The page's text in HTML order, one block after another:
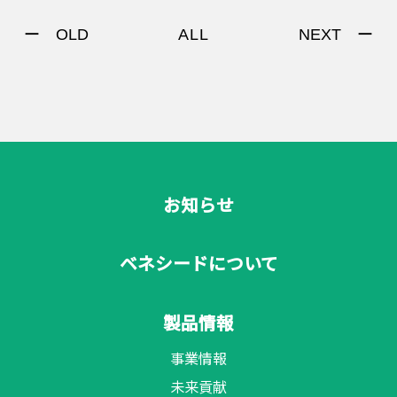
ー OLD ALL NEXT ー
お知らせ
ベネシードについて
製品情報
事業情報
未来貢献